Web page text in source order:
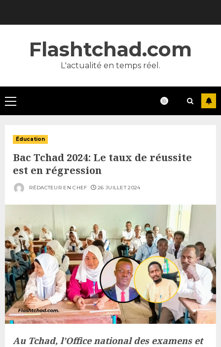
Flashtchad.com
L'actualité en temps réel.
Primary
Menu
Éducation
Bac Tchad 2024: Le taux de réussite
est en régression
RÉDACTEUR EN CHEF 26 JUILLET 2024
Au Tchad, l’Office national des examens et